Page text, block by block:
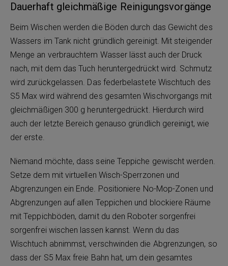
Dauerhaft gleichmäßige Reinigungsvorgänge
Beim Wischen werden die Böden durch das Gewicht des
Wassers im Tank nicht gründlich gereinigt. Mit steigender
Menge an verbrauchtem Wasser lässt auch der Druck
nach, mit dem das Tuch heruntergedrückt wird. Schmutz
wird zurückgelassen. Das federbelastete Wischtuch des
S5 Max wird während des gesamten Wischvorgangs mit
gleichmäßigen 300 g heruntergedrückt. Hierdurch wird
auch der letzte Bereich genauso gründlich gereinigt, wie
der erste.
Niemand möchte, dass seine Teppiche gewischt werden.
Setze dem mit virtuellen Wisch-Sperrzonen und
Abgrenzungen ein Ende. Positioniere No-Mop-Zonen und
Abgrenzungen auf allen Teppichen und blockiere Räume
mit Teppichböden, damit du den Roboter sorgenfrei
sorgenfrei wischen lassen kannst. Wenn du das
Wischtuch abnimmst, verschwinden die Abgrenzungen, so
dass der S5 Max freie Bahn hat, um dein gesamtes